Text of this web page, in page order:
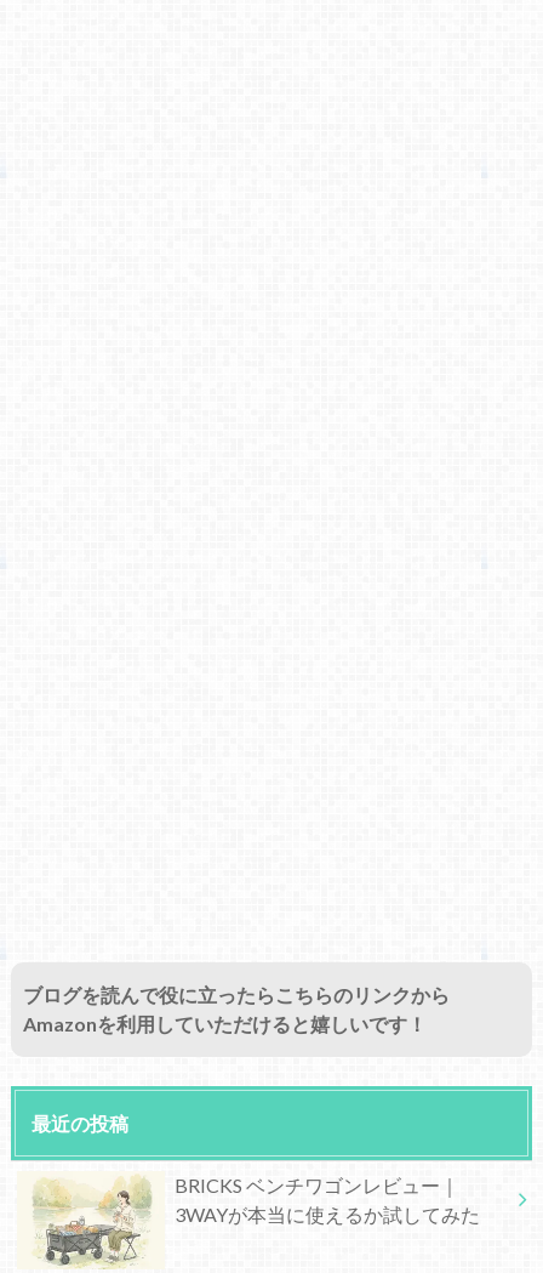
ブログを読んで役に立ったらこちらのリンクから
Amazonを利用していただけると嬉しいです！
最近の投稿
BRICKS ベンチワゴンレビュー｜
3WAYが本当に使えるか試してみた